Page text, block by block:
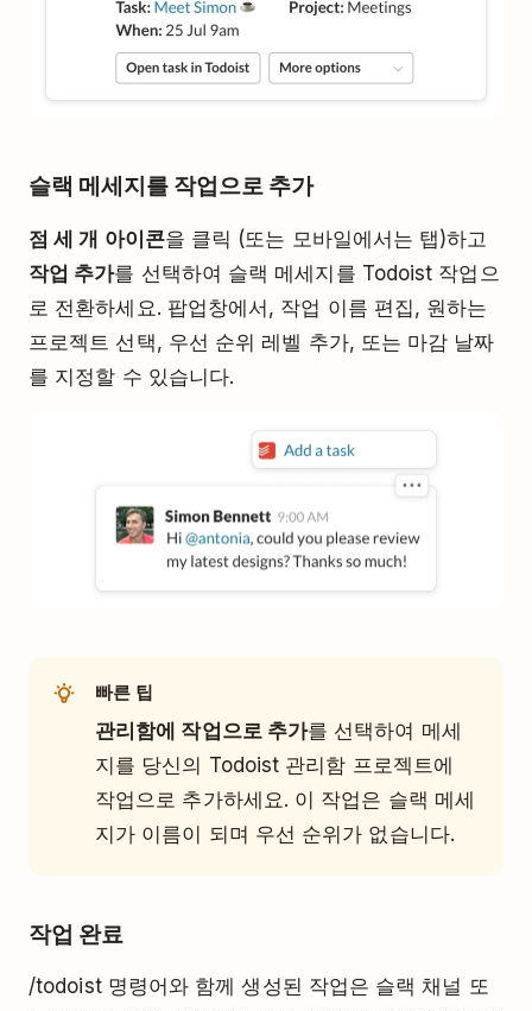
슬랙 메세지를 작업으로 추가
점 세 개 아이콘을 클릭 (또는 모바일에서는 탭)하고
작업 추가를 선택하여 슬랙 메세지를 Todoist 작업으
로 전환하세요. 팝업창에서, 작업 이름 편집, 원하는
프로젝트 선택, 우선 순위 레벨 추가, 또는 마감 날짜
를 지정할 수 있습니다.
빠른 팁
관리함에 작업으로 추가를 선택하여 메세
지를 당신의 Todoist 관리함 프로젝트에
작업으로 추가하세요. 이 작업은 슬랙 메세
지가 이름이 되며 우선 순위가 없습니다.
작업 완료
/todoist 명령어와 함께 생성된 작업은 슬랙 채널 또